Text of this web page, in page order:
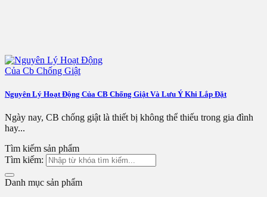
Nguyên Lý Hoạt Động Của CB Chống Giật Và Lưu Ý Khi Lắp Đặt
Ngày nay, CB chống giật là thiết bị không thể thiếu trong gia đình
hay...
Tìm kiếm sản phẩm
Tìm kiếm:
Danh mục sản phẩm